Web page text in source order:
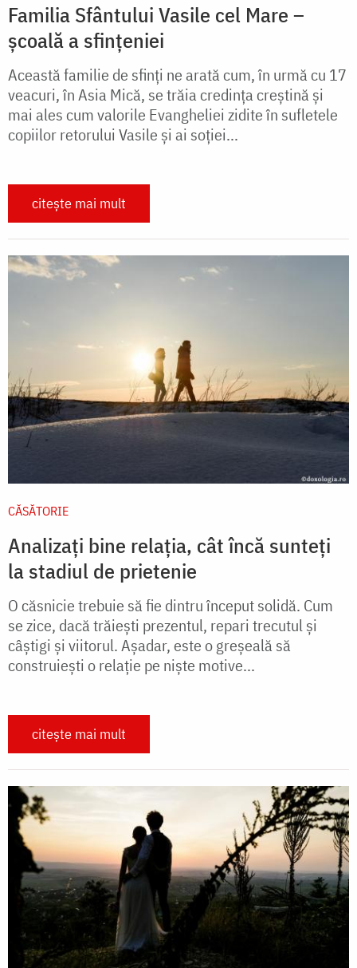
Familia Sfântului Vasile cel Mare –
școală a sfințeniei
Această familie de sfinţi ne arată cum, în urmă cu 17
veacuri, în Asia Mică, se trăia credinţa creştină şi
mai ales cum valorile Evangheliei zidite în sufletele
copiilor retorului Vasile şi ai soţiei...
citește mai mult
CĂSĂTORIE
Analizați bine relația, cât încă sunteți
la stadiul de prietenie
O căsnicie trebuie să fie dintru început solidă. Cum
se zice, dacă trăiești prezentul, repari trecutul și
câștigi și viitorul. Așadar, este o greșeală să
construiești o relație pe niște motive...
citește mai mult